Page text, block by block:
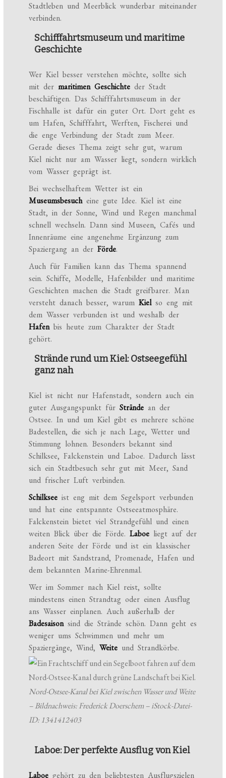
Stadtleben und Meerblick wunderbar miteinander
verbinden.
Schifffahrtsmuseum und maritime
Geschichte
Wer Kiel besser verstehen möchte, sollte sich
mit dermaritimen Geschichte der Stadt
beschäftigen. Das Schifffahrtsmuseum in der
Fischhalle ist dafür ein guter Ort. Dort geht es
um Hafen, Schifffahrt, Werften, Fischerei und
die enge Verbindung der Stadt zum Meer.
Gerade dieses Thema zeigt sehr gut, warum
Kiel nicht nur am Wasser liegt, sondern wirklich
vom Wasser geprägt ist.
Bei wechselhaftem Wetter ist ein
Museumsbesucheine gute Idee. Kiel ist eine
Stadt, in der Sonne, Wind und Regen manchmal
schnell wechseln. Dann sind Museen, Cafés und
Innenräume eine angenehme Ergänzung zum
Spaziergang an derFörde.
Auch für Familien kann das Thema spannend
sein. Schiffe, Modelle, Hafenbilder und maritime
Geschichten machen die Stadt greifbarer. Man
versteht danach besser, warumKielso eng mit
dem Wasser verbunden ist und weshalb der
Hafenbis heute zum Charakter der Stadt
gehört.
Strände rund um Kiel: Ostseegefühl
ganz nah
Kiel ist nicht nur Hafenstadt, sondern auch ein
guter Ausgangspunkt fürStrände an der
Ostsee. In und um Kiel gibt es mehrere schöne
Badestellen, die sich je nach Lage, Wetter und
Stimmung lohnen. Besonders bekannt sind
Schilksee, Falckenstein und Laboe. Dadurch lässt
sich ein Stadtbesuch sehr gut mit Meer, Sand
und frischer Luft verbinden.
Schilksee ist eng mit dem Segelsport verbunden
und hat eine entspannte Ostseeatmosphäre.
Falckenstein bietet viel Strandgefühl und einen
weiten Blick über die Förde.Laboe liegt auf der
anderen Seite der Förde und ist ein klassischer
Badeort mit Sandstrand, Promenade, Hafen und
dem bekannten Marine-Ehrenmal.
Wer im Sommer nach Kiel reist, sollte
mindestens einen Strandtag oder einen Ausflug
ans Wasser einplanen. Auch außerhalb der
Badesaisonsind die Strände schön. Dann geht es
weniger ums Schwimmen und mehr um
Spaziergänge, Wind,Weite und Strandkörbe.
Nord-Ostsee-Kanal bei Kiel zwischen Wasser und Weite
– Bildnachweis: Frederick Doerschem – iStock-Datei-
ID: 1341412403
Laboe: Der perfekte Ausflug von Kiel
Laboe gehört zu den beliebtesten Ausflugszielen